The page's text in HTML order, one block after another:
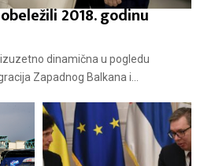
2018. godinu
dinamična u pogledu
Zapadnog Balkana i...